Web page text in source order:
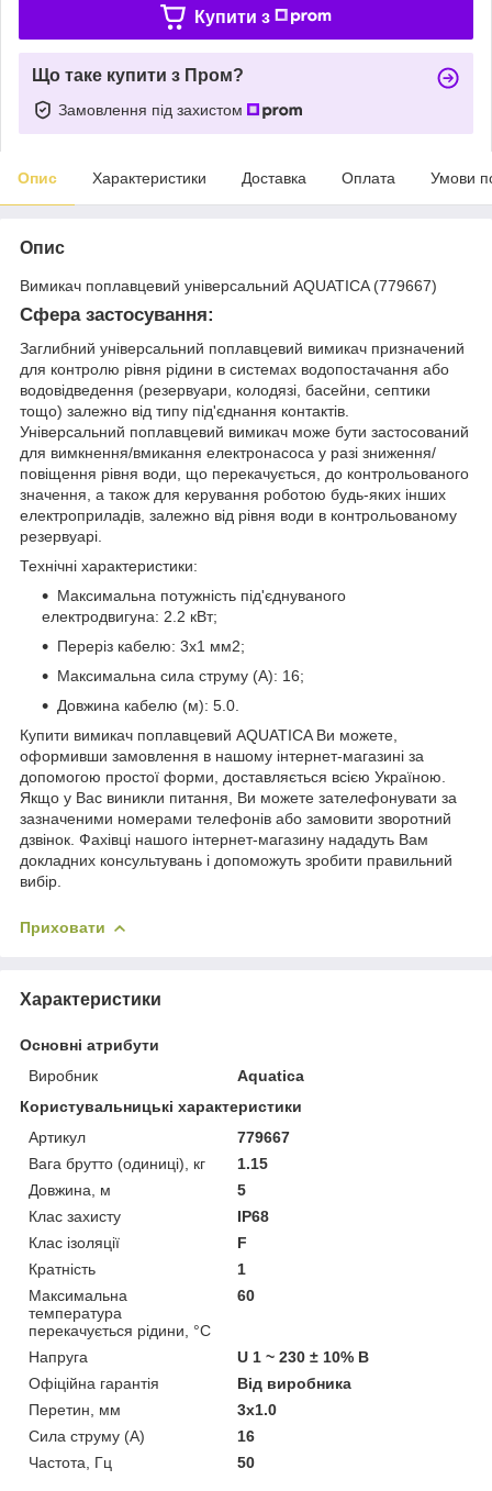
Купити з
Що таке купити з Пром?
Замовлення під захистом
Опис Характеристики Доставка Оплата Умови
Опис
Вимикач поплавцевий універсальний AQUATICA (779667)
Сфера застосування:
Заглибний універсальний поплавцевий вимикач призначений
для контролю рівня рідини в системах водопостачання або
водовідведення (резервуари, колодязі, басейни, септики
тощо) залежно від типу під'єднання контактів.
Універсальний поплавцевий вимикач може бути застосований
для вимкнення/вмикання електронасоса у разі зниження/
повіщення рівня води, що перекачується, до контрольованого
значення, а також для керування роботою будь-яких інших
електроприладів, залежно від рівня води в контрольованому
резервуарі.
Технічні характеристики:
Максимальна потужність під'єднуваного
електродвигуна: 2.2 кВт;
Переріз кабелю: 3х1 мм2;
Максимальна сила струму (А): 16;
Довжина кабелю (м): 5.0.
Купити вимикач поплавцевий AQUATICA Ви можете,
оформивши замовлення в нашому інтернет-магазині за
допомогою простої форми, доставляється всією Україною.
Якщо у Вас виникли питання, Ви можете зателефонувати за
зазначеними номерами телефонів або замовити зворотний
дзвінок. Фахівці нашого інтернет-магазину нададуть Вам
докладних консультувань і допоможуть зробити правильний
вибір.
Приховати
Характеристики
Основні атрибути
Виробник
Aquatica
Користувальницькі характеристики
Артикул
779667
Вага брутто (одиниці), кг
1.15
Довжина, м
5
Клас захисту
IP68
Клас ізоляції
F
Кратність
1
Максимальна
температура
перекачується рідини, °C
60
Напруга
U 1 ~ 230 ± 10% В
Офіційна гарантія
Від виробника
Перетин, мм
3х1.0
Сила струму (А)
16
Частота, Гц
50